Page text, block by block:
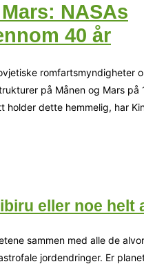
NASAs
40 år
romfartsmyndigheter
på Månen og Mars på
holder dette hemmelig, har
eller noe helt
sammen med alle de
jordendringer. Er